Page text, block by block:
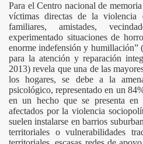
Para el Centro nacional de
víctimas directas de la violencia
familiares, amistades,
experimentado situaciones de
enorme indefensión y humillación”
para la atención y reparación
2013) revela que una de las
los hogares, se debe a la
psicológico, representado en un
en un hecho que se presenta
afectados por la violencia
suelen instalarse en barrios
territoriales o vulnerabilidades